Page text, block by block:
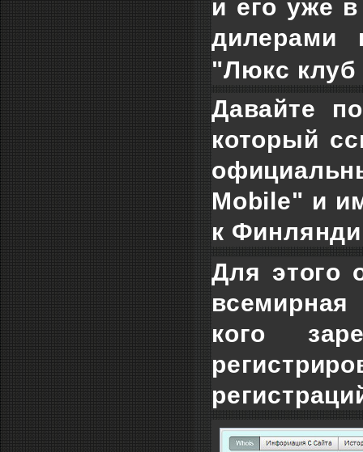
и его уже
дилерами
"Люкс клуб
Давайте
который
Mobile" и
к
Для этого
кого